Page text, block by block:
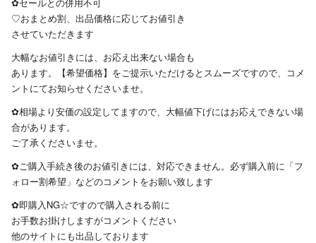
♡おまとめ割、出品価格に応じてお値引き
させていただきます
大幅なお値引きには、お応え出来ない場合も
あります。【希望価格】をご提示いただけるとスムーズですので、コメ
ントにてお知らせくださいませ。
✿相場より安価の設定してますので、大幅値下げにはお応えできない場
合があります。
ご了承くださいませ。
✿ご購入手続き後のお値引きには、対応できません。必ず購入前に「フ
ォロー割希望」などのコメントをお願い致します
✿即購入NG☆ですので購入される前に
お手数お掛けしますがコメントください
他のサイトにも出品しております